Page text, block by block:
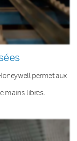
permet aux
mains libres.